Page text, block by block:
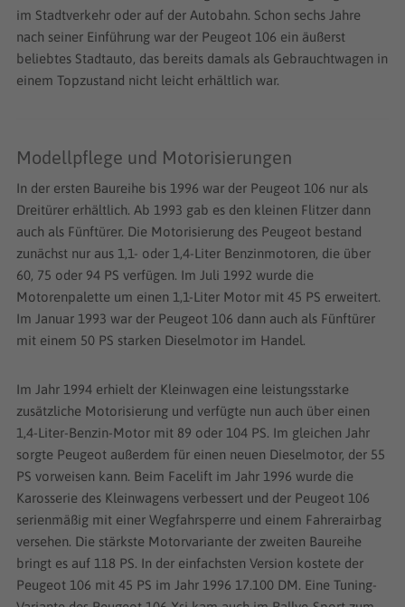
im Stadtverkehr oder auf der Autobahn. Schon sechs Jahre
nach seiner Einführung war der Peugeot 106 ein äußerst
beliebtes Stadtauto, das bereits damals als Gebrauchtwagen in
einem Topzustand nicht leicht erhältlich war.
Modellpflege und Motorisierungen
In der ersten Baureihe bis 1996 war der Peugeot 106 nur als
Dreitürer erhältlich. Ab 1993 gab es den kleinen Flitzer dann
auch als Fünftürer. Die Motorisierung des Peugeot bestand
zunächst nur aus 1,1- oder 1,4-Liter Benzinmotoren, die über
60, 75 oder 94 PS verfügen. Im Juli 1992 wurde die
Motorenpalette um einen 1,1-Liter Motor mit 45 PS erweitert.
Im Januar 1993 war der Peugeot 106 dann auch als Fünftürer
mit einem 50 PS starken Dieselmotor im Handel.
Im Jahr 1994 erhielt der Kleinwagen eine leistungsstarke
zusätzliche Motorisierung und verfügte nun auch über einen
1,4-Liter-Benzin-Motor mit 89 oder 104 PS. Im gleichen Jahr
sorgte Peugeot außerdem für einen neuen Dieselmotor, der 55
PS vorweisen kann. Beim Facelift im Jahr 1996 wurde die
Karosserie des Kleinwagens verbessert und der Peugeot 106
serienmäßig mit einer Wegfahrsperre und einem Fahrerairbag
versehen. Die stärkste Motorvariante der zweiten Baureihe
bringt es auf 118 PS. In der einfachsten Version kostete der
Peugeot 106 mit 45 PS im Jahr 1996 17.100 DM. Eine Tuning-